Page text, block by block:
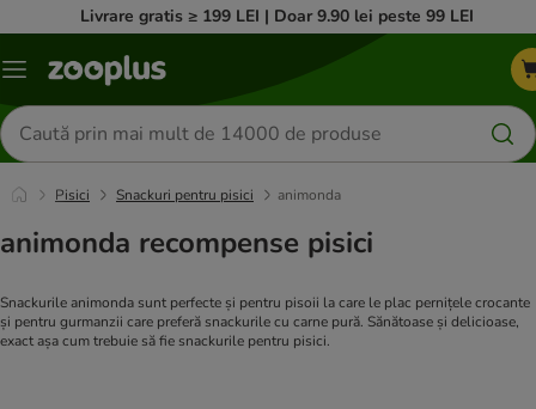
Livrare gratis ≥ 199 LEI | Doar 9.90 lei peste 99 LEI
Categorii
Căutare
produse
Pisici Snackuri pentru pisici animonda
animonda recompense pisici
Snackurile animonda sunt perfecte și pentru pisoii la care le plac pernițele crocante
și pentru gurmanzii care preferă snackurile cu carne pură. Sănătoase și delicioase,
exact așa cum trebuie să fie snackurile pentru pisici.